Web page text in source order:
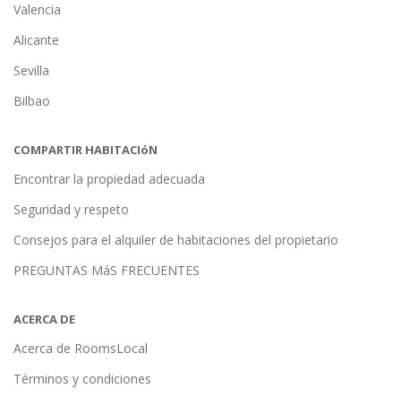
Valencia
Alicante
Sevilla
Bilbao
COMPARTIR HABITACIóN
Encontrar la propiedad adecuada
Seguridad y respeto
Consejos para el alquiler de habitaciones del propietario
PREGUNTAS MáS FRECUENTES
ACERCA DE
Acerca de RoomsLocal
Términos y condiciones